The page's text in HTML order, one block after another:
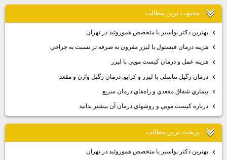
تفريح و سرگرمي كودكان
سلامتي و تندرست بودن
بهترين دكتر بواسير يا متخصص هموروئيد در تهران
هزينه درمان فيستول با ليزر مقرون به صرفه تر نسبت به جراحي
هزينه عمل و درمان كيست مويي با ليزر
درمان زگيل تناسلي با ليزر و كرايو; درمان زگيل واژن و مقعد
بيماري شقاق مقعدي و راه‌هاي درمان سريع
درباره كيست مويي و روشهاي درمان آن بيشتر بدانيد